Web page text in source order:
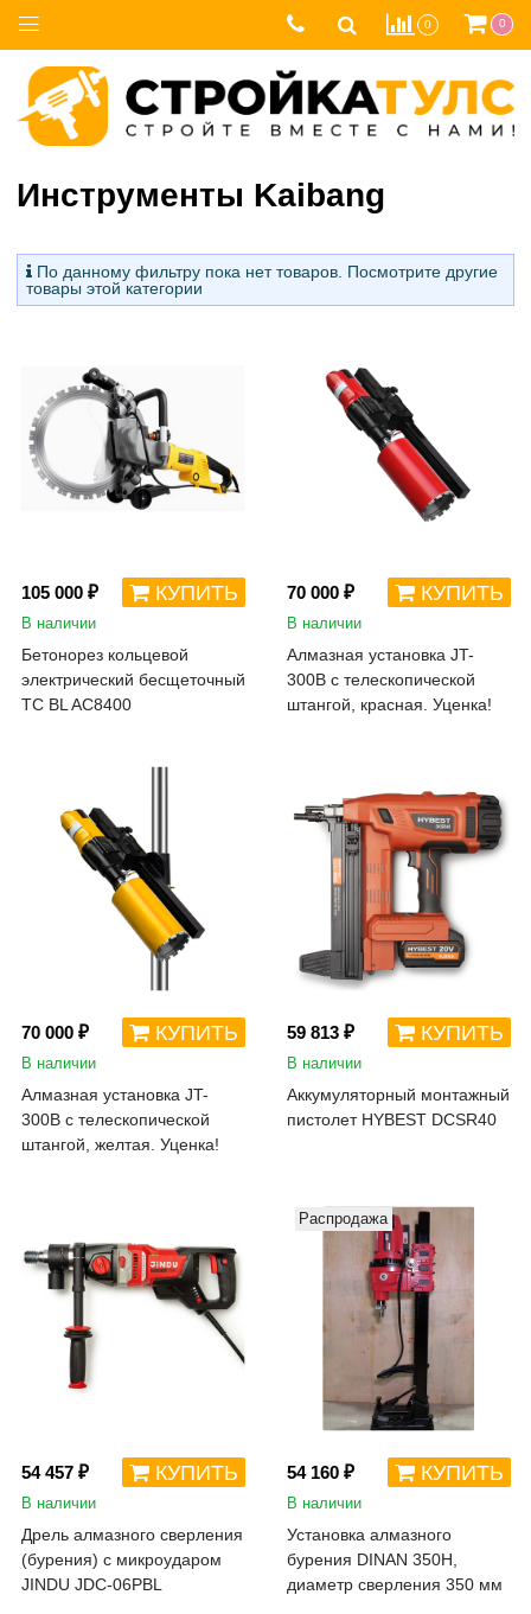
0 0
Инструменты Kaibang
По данному фильтру пока нет товаров. Посмотрите другие
товары этой категории
105 000 ₽ КУПИТЬ
В наличии
Бетонорез кольцевой
электрический бесщеточный
TC BL AC8400
70 000 ₽ КУПИТЬ
В наличии
Алмазная установка JT-
300B с телескопической
штангой, красная. Уценка!
70 000 ₽ КУПИТЬ
В наличии
Алмазная установка JT-
300B с телескопической
штангой, желтая. Уценка!
59 813 ₽ КУПИТЬ
В наличии
Аккумуляторный монтажный
пистолет HYBEST DCSR40
54 457 ₽ КУПИТЬ
В наличии
Дрель алмазного сверления
(бурения) с микроударом
JINDU JDC-06PBL
Распродажа
54 160 ₽ КУПИТЬ
В наличии
Установка алмазного
бурения DINAN 350H,
диаметр сверления 350 мм